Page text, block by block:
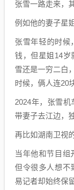
张雪一路走来，
例如他的妻子星姐
张雪年轻的时候
钱，但星姐14岁
雪还是一穷二白
时候，俩人连20
2024年，张雪
带妻子去江边，
再比如湖南卫视
当年他和节目组
但令很多人想不
易记者却始终保